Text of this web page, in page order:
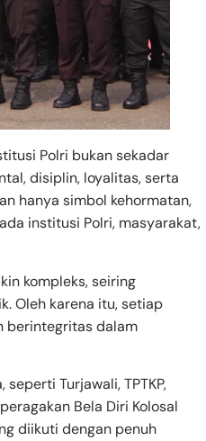
Polri bukan sekadar
disiplin, loyalitas, serta
hanya simbol kehormatan,
institusi Polri, masyarakat,
kompleks, seiring
Oleh karena itu, setiap
berintegritas dalam
Turjawali, TPTKP,
Bela Diri Kolosal
diikuti dengan penuh